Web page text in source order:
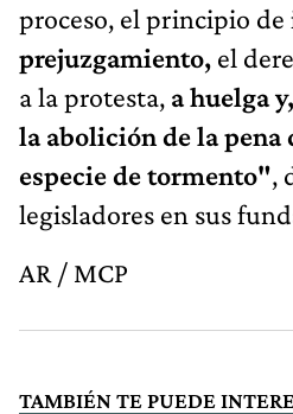
proceso, el principio de
prejuzgamiento, el
a la protesta, a huelga
la abolición de la pena
especie de tormento",
legisladores en sus
AR / MCP
TAMBIÉN TE PUEDE